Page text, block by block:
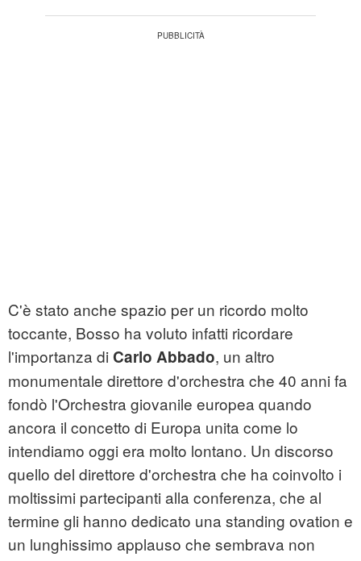
C'è stato anche spazio per un ricordo molto
toccante, Bosso ha voluto infatti ricordare
l'importanza di Carlo Abbado, un altro
monumentale direttore d'orchestra che 40 anni fa
fondò l'Orchestra giovanile europea quando
ancora il concetto di Europa unita come lo
intendiamo oggi era molto lontano. Un discorso
quello del direttore d'orchestra che ha coinvolto i
moltissimi partecipanti alla conferenza, che al
termine gli hanno dedicato una standing ovation e
un lunghissimo applauso che sembrava non